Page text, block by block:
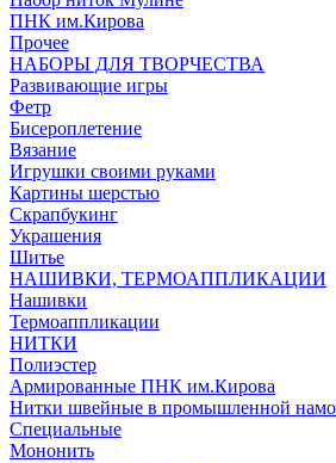
ПНК им.Кирова
Прочее
НАБОРЫ ДЛЯ ТВОРЧЕСТВА
Развивающие игры
Фетр
Бисероплетение
Вязание
Игрушки своими руками
Картины шерстью
Скрапбукинг
Украшения
Шитье
НАШИВКИ, ТЕРМОАППЛИКАЦИИ
Нашивки
Термоаппликации
НИТКИ
Полиэстер
Армированные ПНК им.Кирова
Нитки швейные в промышленной
Специальные
Мононить